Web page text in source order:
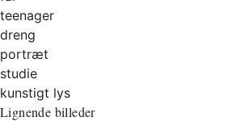
teenager
dreng
portræt
studie
kunstigt lys
Lignende billeder